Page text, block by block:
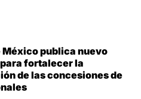
México publica nuevo
fortalecer la
de las concesiones de